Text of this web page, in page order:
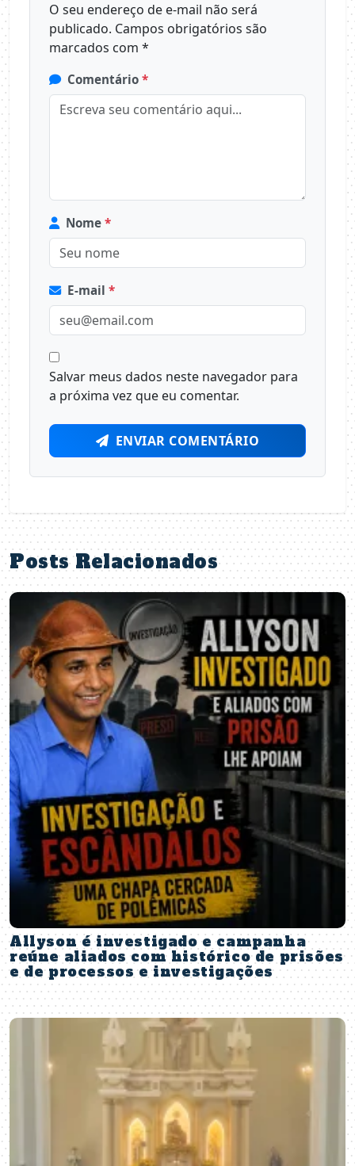
O seu endereço de e-mail não será
publicado. Campos obrigatórios são
marcados com *
Comentário *
Nome *
E-mail *
Salvar meus dados neste navegador para
a próxima vez que eu comentar.
ENVIAR COMENTÁRIO
Posts Relacionados
Allyson é investigado e campanha
reúne aliados com histórico de prisões
e de processos e investigações